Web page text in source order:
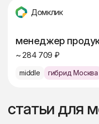
Домклик
менеджер
~ 284 709 ₽
middle гибрид Москва
статьи для